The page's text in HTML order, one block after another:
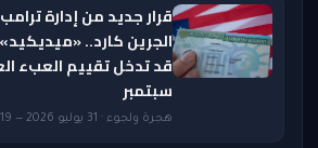
قرار جديد من إدارة
الجرين كارد..
سبتمبر
هجرة ولجوء · 31 يوليو 2026 — 8:19 AM